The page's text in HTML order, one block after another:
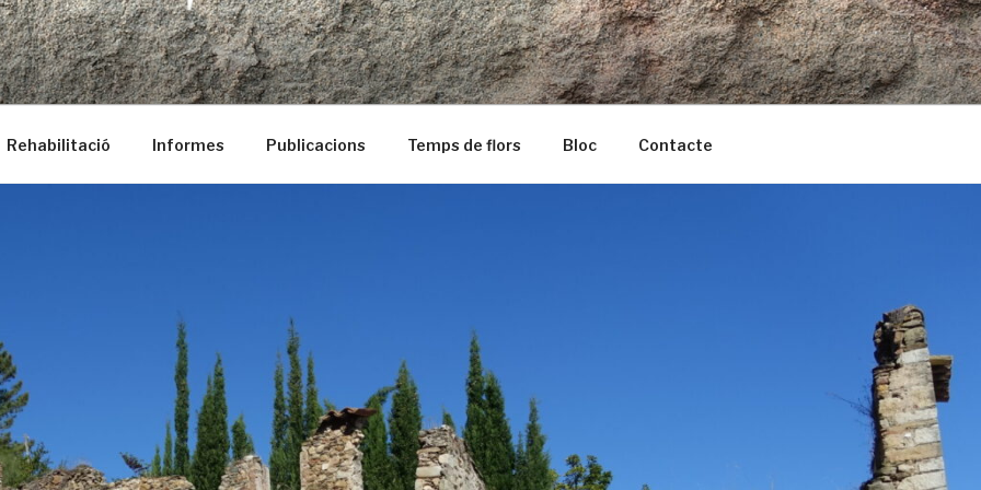
Rehabilitació Informes Publicacions Temps de flors Bloc Contacte